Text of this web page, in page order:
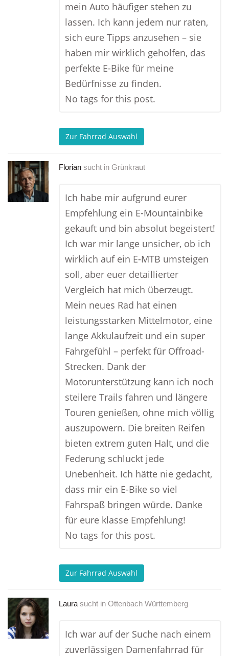
mein Auto häufiger stehen zu
lassen. Ich kann jedem nur raten,
sich eure Tipps anzusehen – sie
haben mir wirklich geholfen, das
perfekte E-Bike für meine
Bedürfnisse zu finden.
No tags for this post.
Zur Fahrrad Auswahl
Florian sucht in Grünkraut
Ich habe mir aufgrund eurer
Empfehlung ein E-Mountainbike
gekauft und bin absolut begeistert!
Ich war mir lange unsicher, ob ich
wirklich auf ein E-MTB umsteigen
soll, aber euer detaillierter
Vergleich hat mich überzeugt.
Mein neues Rad hat einen
leistungsstarken Mittelmotor, eine
lange Akkulaufzeit und ein super
Fahrgefühl – perfekt für Offroad-
Strecken. Dank der
Motorunterstützung kann ich noch
steilere Trails fahren und längere
Touren genießen, ohne mich völlig
auszupowern. Die breiten Reifen
bieten extrem guten Halt, und die
Federung schluckt jede
Unebenheit. Ich hätte nie gedacht,
dass mir ein E-Bike so viel
Fahrspaß bringen würde. Danke
für eure klasse Empfehlung!
No tags for this post.
Zur Fahrrad Auswahl
Laura sucht in Ottenbach Württemberg
Ich war auf der Suche nach einem
zuverlässigen Damenfahrrad für